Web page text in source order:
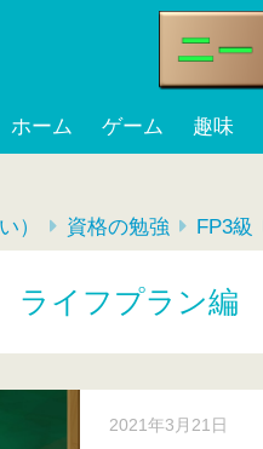
ホーム ゲーム 趣味
） 資格の勉強 FP3級
ライフプラン編
2021年3月21日